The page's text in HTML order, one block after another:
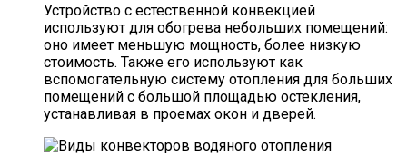
Устройство с естественной конвекцией
используют для обогрева небольших помещений:
оно имеет меньшую мощность, более низкую
стоимость. Также его используют как
вспомогательную систему отопления для больших
помещений с большой площадью остекления,
устанавливая в проемах окон и дверей.